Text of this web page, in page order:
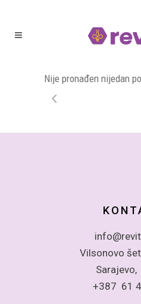
Nije pronađen nijedan
Vilsonovo
+387 61